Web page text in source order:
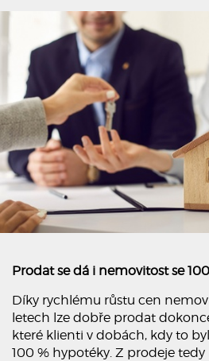
Prodat se dá i nemovitost se
Díky rychlému růstu cen
letech lze dobře prodat
které klienti v dobách, kdy to
100 % hypotéky. Z prodeje